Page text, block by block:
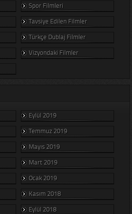
Spor Filmleri
Tavsiye Edilen Filmler
Türkçe Dublaj Filmler
Vizyondaki Filmler
Eylül 2019
Temmuz 2019
Mayıs 2019
Mart 2019
Ocak 2019
Kasım 2018
Eylül 2018